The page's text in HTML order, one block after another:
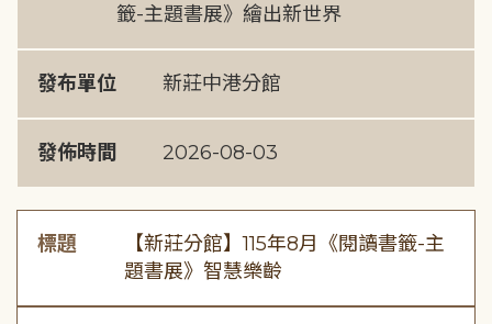
籤-主題書展》繪出新世界
發布單位 新莊中港分館
發佈時間 2026-08-03
標題
【新莊分館】115年8月《閱讀書籤-主
題書展》智慧樂齡